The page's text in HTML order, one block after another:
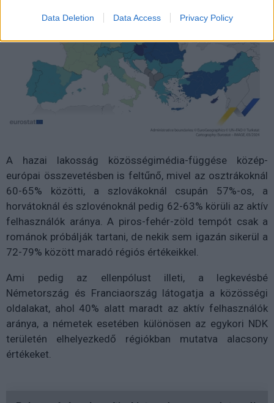
Data Deletion Data Access Privacy Policy
A hazai lakosság közösségimédia-függése közép-
európai összevetésben is feltűnő, mivel az osztrákoknál
60-65% közötti, a szlovákoknál csupán 57%-os, a
horvátoknál és szlovénoknál pedig 62-63% körüli az aktív
felhasználók aránya. A piros-fehér-zöld tempót csak a
románok próbálják tartani, de nekik sem igazán sikerül a
72-79% között maradó régiós értékeikkel.
Ami pedig az ellenpólust illeti, a legkevésbé
Németország és Franciaország látogatja a közösségi
oldalakat, ahol 40% alatt maradt az aktív felhasználók
aránya, a németek esetében különösen az egykori NDK
területén elhelyezkedő régiókban mutatva alacsony
értékeket.